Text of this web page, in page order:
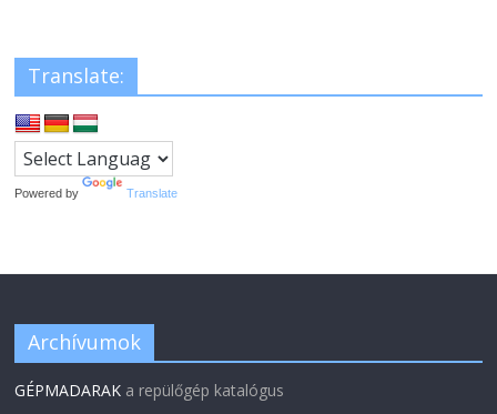
Translate:
Powered by Translate
Archívumok
GÉPMADARAK a repülőgép katalógus